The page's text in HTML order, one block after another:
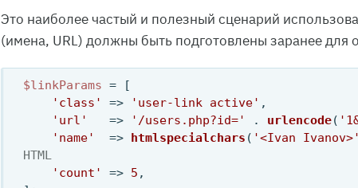
Это наиболее частый и полезный сценарий
(имена, URL) должны быть подготовлены заранее для
$linkParams = [
'class'
=> 'user-link active' ,
'url'
   =>
'/users.php?id=' . urlencode(
'name'
  =>
htmlspecialchars ( '<Ivan Ivanov>'
HTML
'count'
=> 5 ,